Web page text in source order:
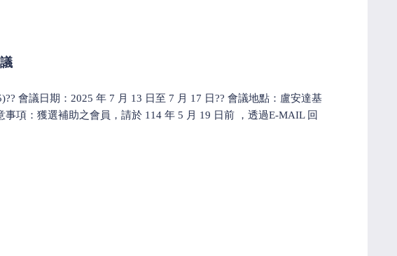
會議日期：2025 年 7 月 13 日至 7 月 17 日?? 會議地點：盧安達基
項：獲選補助之會員，請於 114 年 5 月 19 日前 ，透過E-MAIL 回